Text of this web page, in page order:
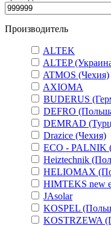
Производитель
ALTEK
ALTEP
ATMOS (Чехия)
AXIOMA
BUDERUS
DEFRO
DEMRAD
Drazice (Чехия)
ECO - PALNIK
Heiztechnik
HELIOMAX
HIMTEKS new
JAsolar
KOSPEL
KOSTRZEWA